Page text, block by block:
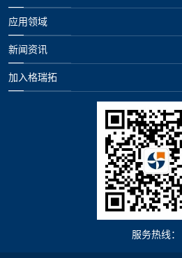
应用领域
新闻资讯
加入格瑞拓
服务热线：